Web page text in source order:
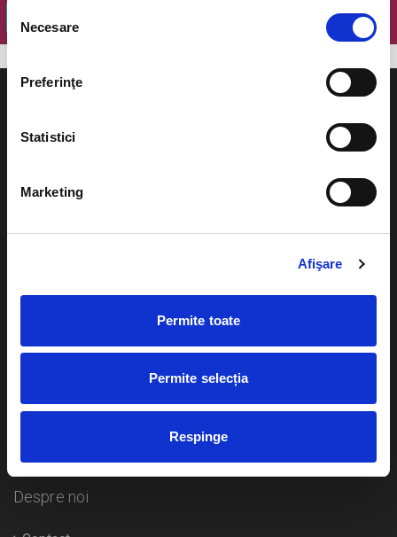
consimțământului
Necesare
Preferinţe
Statistici
Marketing
Afişare
Permite toate
Permite selecția
Respinge
Plata online sau cash
Livrare prin curier
Duplicare bilete
Concerte si
Despre noi